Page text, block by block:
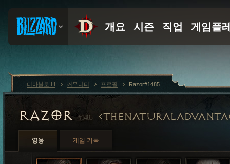
RAZOR#1485
영웅 게임 기록
디아블로 III 커뮤니티 프로필 Razor#1485